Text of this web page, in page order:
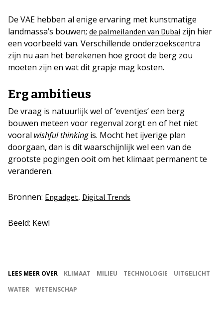
De VAE hebben al enige ervaring met kunstmatige
landmassa’s bouwen; de palmeilanden van Dubai zijn hier
een voorbeeld van. Verschillende onderzoekscentra
zijn nu aan het berekenen hoe groot de berg zou
moeten zijn en wat dit grapje mag kosten.
Erg ambitieus
De vraag is natuurlijk wel of ‘eventjes’ een berg
bouwen meteen voor regenval zorgt en of het niet
vooral wishful thinkingis. Mocht het ijverige plan
doorgaan, dan is dit waarschijnlijk wel een van de
grootste pogingen ooit om het klimaat permanent te
veranderen.
Bronnen: Engadget, Digital Trends
Beeld: Kewl
LEES MEER OVER KLIMAAT MILIEU TECHNOLOGIE
UITGELICHT
WATER
WETENSCHAP